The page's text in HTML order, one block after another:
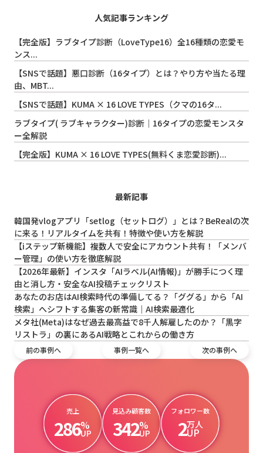
人気記事ランキング
【完全版】ラブタイプ診断（LoveType16）全16種類の恋愛モ
ンス...
【SNSで話題】悪口診断（16タイプ）とは？やり方や当たる理
由、MBT...
【SNSで話題】KUMA × 16 LOVE TYPES（クマの16タ...
ラブタイプ( ラブキャラクター)診断｜16タイプの恋愛モンスタ
ー全解説
【完全版】KUMA × 16 LOVE TYPES(無料くま恋愛診断)...
最新記事
韓国発vlogアプリ「setlog（セットログ）」とは？BeRealの次
に来る！リアルタイムを共有！特徴や使い方を解説
【iステップ新機能】複数人で安全にアカウント共有！「メンバ
ー管理」の使い方を徹底解説
【2026年最新】インスタ「AIラベル(AI情報)」が勝手につく理
由と消し方・安全なAI投稿チェックリスト
あなたのお店はAI検索時代の準備してる？「ググる」から「AI
検索」へシフトする集客の新常識｜AI検索最適化
メタ社(Meta)はなぜ過去最高益で8千人解雇したのか？「黒字
リストラ」の裏にあるAI戦略とこれからの働き方
前の事例へ 事例一覧へ 次の事例へ
売上
286%
UP
見込み顧客数
342%
UP
フォロワー数
2万人
UP